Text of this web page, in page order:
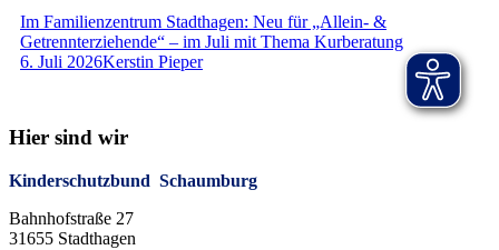
Im Familienzentrum Stadthagen: Neu für „Allein- &
Getrennterziehende“ – im Juli mit Thema Kurberatung
6. Juli 2026Kerstin Pieper
Hier sind wir
Kinderschutzbund Schaumburg
Bahnhofstraße 27
31655 Stadthagen